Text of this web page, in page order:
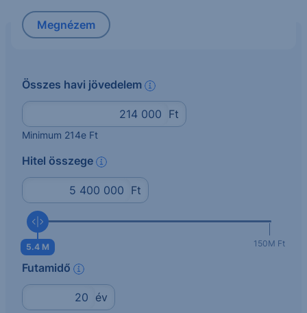
Megnézem
Összes havi jövedelem
Ft
Minimum 214e Ft
Hitel összege
Ft
5.4 M
4M Ft 150M Ft
Futamidő
év